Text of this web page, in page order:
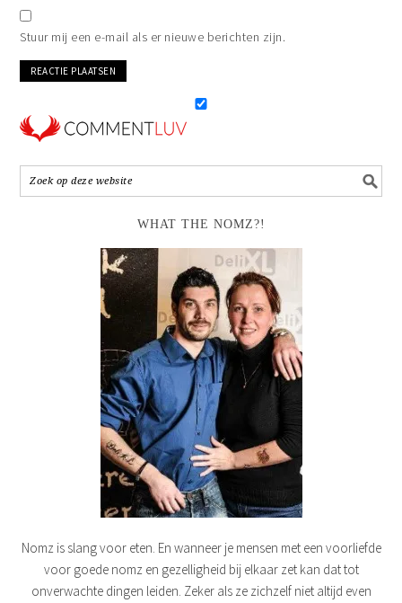
Stuur mij een e-mail als er nieuwe berichten zijn.
WHAT THE NOMZ?!
Nomz is slang voor eten. En wanneer je mensen met een voorliefde
voor goede nomz en gezelligheid bij elkaar zet kan dat tot
onverwachte dingen leiden. Zeker als ze zichzelf niet altijd even